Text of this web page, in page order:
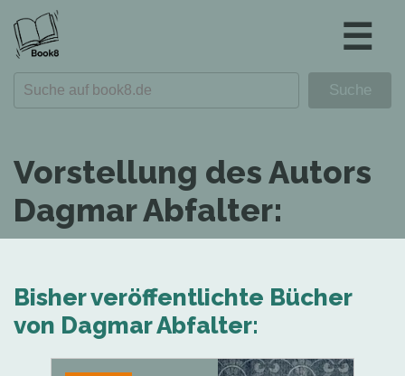
☰
Vorstellung des Autors
Dagmar Abfalter:
Bisher veröffentlichte Bücher
von Dagmar Abfalter: